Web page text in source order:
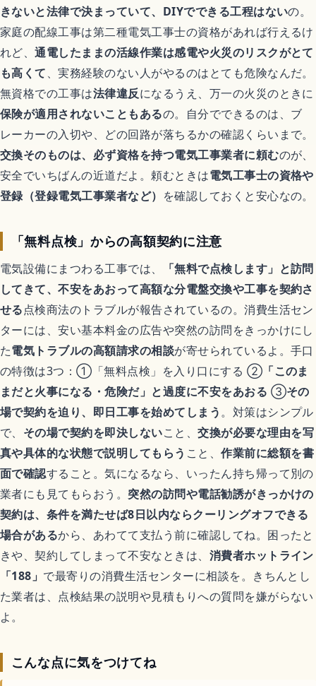
きないと法律で決まっていて、DIYでできる工程はないの。
家庭の配線工事は第二種電気工事士の資格があれば行えるけ
れど、通電したままの活線作業は感電や火災のリスクがとて
も高くて、実務経験のない人がやるのはとても危険なんだ。
無資格での工事は法律違反になるうえ、万一の火災のときに
保険が適用されないこともあるの。自分でできるのは、ブ
レーカーの入切や、どの回路が落ちるかの確認くらいまで。
交換そのものは、必ず資格を持つ電気工事業者に頼むのが、
安全でいちばんの近道だよ。頼むときは電気工事士の資格や
登録（登録電気工事業者など） を確認しておくと安心なの。
「無料点検」からの高額契約に注意
電気設備にまつわる工事では、
「無料で点検します」と訪問
してきて、不安をあおって高額な分電盤交換や工事を契約さ
せる点検商法のトラブルが報告されているの。消費生活セン
ターには、安い基本料金の広告や突然の訪問をきっかけにし
た電気トラブルの高額請求の相談が寄せられているよ。手口
の特徴は3つ：①「無料点検」を入り口にする ② 「このま
まだと火事になる・危険だ」と過度に不安をあおる ③その
場で契約を迫り、即日工事を始めてしまう。対策はシンプル
で、 その場で契約を即決しないこと、交換が必要な理由を写
真や具体的な状態で説明してもらう こと、作業前に総額を書
面で確認すること。気になるなら、いったん持ち帰って別の
業者にも見てもらおう。 突然の訪問や電話勧誘がきっかけの
契約は、条件を満たせば8日以内ならクーリングオフできる
場合があるから、あわてて支払う前に確認してね。困ったと
きや、契約してしまって不安なときは、 消費者ホットライン
「188」 で最寄りの消費生活センターに相談を。きちんとし
た業者は、点検結果の説明や見積もりへの質問を嫌がらない
よ。
こんな点に気をつけてね